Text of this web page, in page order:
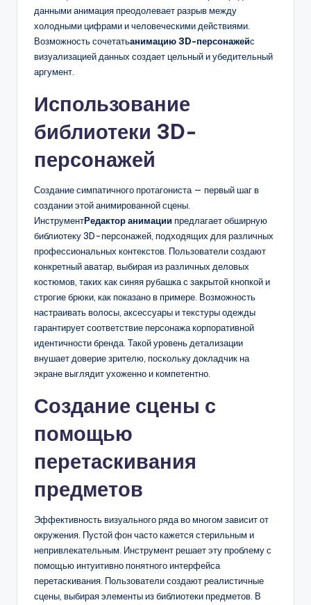
данными анимация преодолевает разрыв между
холодными цифрами и человеческими действиями.
Возможность сочетатьанимацию 3D-персонажейс
визуализацией данных создает цельный и убедительный
аргумент.
Использование
библиотеки 3D-
персонажей
Создание симпатичного протагониста — первый шаг в
создании этой анимированной сцены.
ИнструментРедактор анимациипредлагает обширную
библиотеку 3D-персонажей, подходящих для различных
профессиональных контекстов. Пользователи создают
конкретный аватар, выбирая из различных деловых
костюмов, таких как синяя рубашка с закрытой кнопкой и
строгие брюки, как показано в примере. Возможность
настраивать волосы, аксессуары и текстуры одежды
гарантирует соответствие персонажа корпоративной
идентичности бренда. Такой уровень детализации
внушает доверие зрителю, поскольку докладчик на
экране выглядит ухоженно и компетентно.
Создание сцены с
помощью
перетаскивания
предметов
Эффективность визуального ряда во многом зависит от
окружения. Пустой фон часто кажется стерильным и
непривлекательным. Инструмент решает эту проблему с
помощью интуитивно понятного интерфейса
перетаскивания. Пользователи создают реалистичные
сцены, выбирая элементы из библиотеки предметов. В